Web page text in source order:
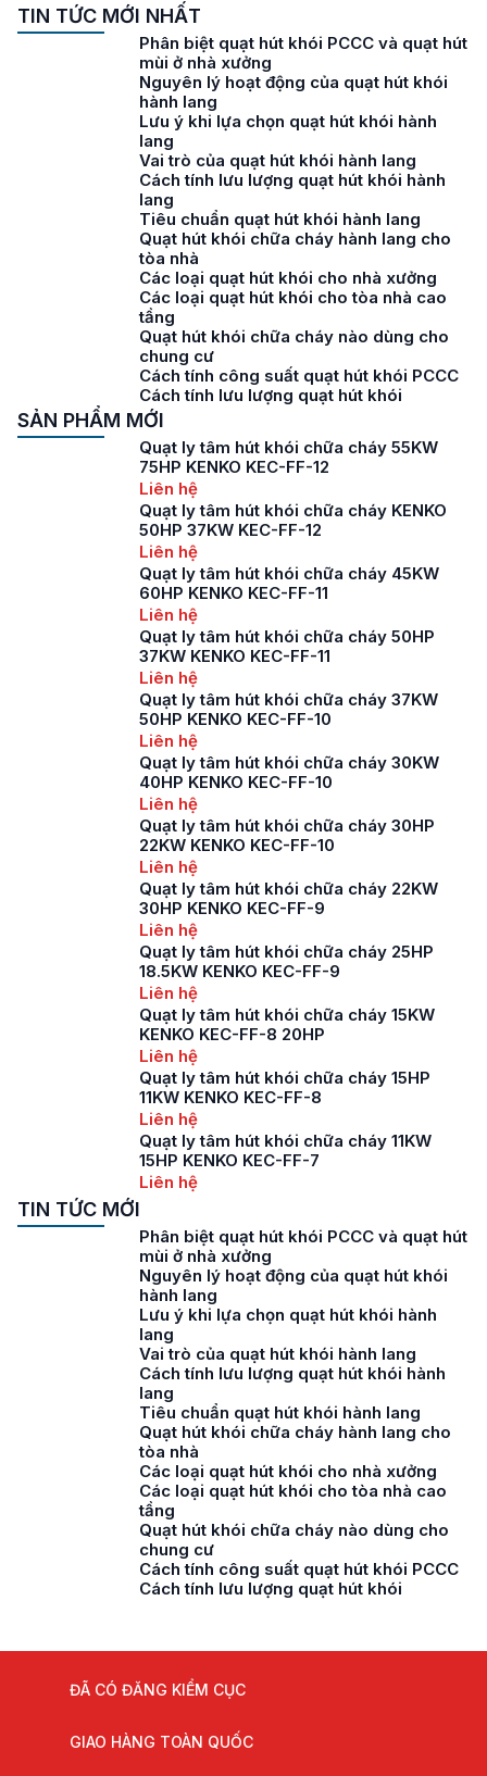
TIN TỨC MỚI NHẤT
Phân biệt quạt hút khói PCCC và quạt hút
mùi ở nhà xưởng
Nguyên lý hoạt động của quạt hút khói
hành lang
Lưu ý khi lựa chọn quạt hút khói hành
lang
Vai trò của quạt hút khói hành lang
Cách tính lưu lượng quạt hút khói hành
lang
Tiêu chuẩn quạt hút khói hành lang
Quạt hút khói chữa cháy hành lang cho
tòa nhà
Các loại quạt hút khói cho nhà xưởng
Các loại quạt hút khói cho tòa nhà cao
tầng
Quạt hút khói chữa cháy nào dùng cho
chung cư
Cách tính công suất quạt hút khói PCCC
Cách tính lưu lượng quạt hút khói
SẢN PHẨM MỚI
Quạt ly tâm hút khói chữa cháy 55KW
75HP KENKO KEC-FF-12
Liên hệ
Quạt ly tâm hút khói chữa cháy KENKO
50HP 37KW KEC-FF-12
Liên hệ
Quạt ly tâm hút khói chữa cháy 45KW
60HP KENKO KEC-FF-11
Liên hệ
Quạt ly tâm hút khói chữa cháy 50HP
37KW KENKO KEC-FF-11
Liên hệ
Quạt ly tâm hút khói chữa cháy 37KW
50HP KENKO KEC-FF-10
Liên hệ
Quạt ly tâm hút khói chữa cháy 30KW
40HP KENKO KEC-FF-10
Liên hệ
Quạt ly tâm hút khói chữa cháy 30HP
22KW KENKO KEC-FF-10
Liên hệ
Quạt ly tâm hút khói chữa cháy 22KW
30HP KENKO KEC-FF-9
Liên hệ
Quạt ly tâm hút khói chữa cháy 25HP
18.5KW KENKO KEC-FF-9
Liên hệ
Quạt ly tâm hút khói chữa cháy 15KW
KENKO KEC-FF-8 20HP
Liên hệ
Quạt ly tâm hút khói chữa cháy 15HP
11KW KENKO KEC-FF-8
Liên hệ
Quạt ly tâm hút khói chữa cháy 11KW
15HP KENKO KEC-FF-7
Liên hệ
TIN TỨC MỚI
Phân biệt quạt hút khói PCCC và quạt hút
mùi ở nhà xưởng
Nguyên lý hoạt động của quạt hút khói
hành lang
Lưu ý khi lựa chọn quạt hút khói hành
lang
Vai trò của quạt hút khói hành lang
Cách tính lưu lượng quạt hút khói hành
lang
Tiêu chuẩn quạt hút khói hành lang
Quạt hút khói chữa cháy hành lang cho
tòa nhà
Các loại quạt hút khói cho nhà xưởng
Các loại quạt hút khói cho tòa nhà cao
tầng
Quạt hút khói chữa cháy nào dùng cho
chung cư
Cách tính công suất quạt hút khói PCCC
Cách tính lưu lượng quạt hút khói
ĐÃ CÓ ĐĂNG KIỂM CỤC
GIAO HÀNG TOÀN QUỐC